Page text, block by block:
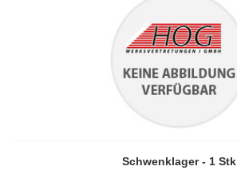
Schwenklager - 1 Stk